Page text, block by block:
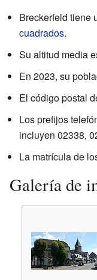
Breckerfeld tiene
cuadrados.
Su altitud media
En 2023, su
El código postal
Los prefijos
incluyen 02338,
La matrícula de
Galería de